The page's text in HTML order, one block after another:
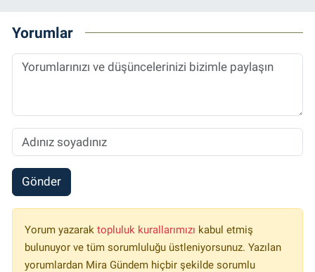
Yorumlar
Gönder
Yorum yazarak topluluk kurallarımızı kabul etmiş
bulunuyor ve tüm sorumluluğu üstleniyorsunuz. Yazılan
yorumlardan Mira Gündem hiçbir şekilde sorumlu